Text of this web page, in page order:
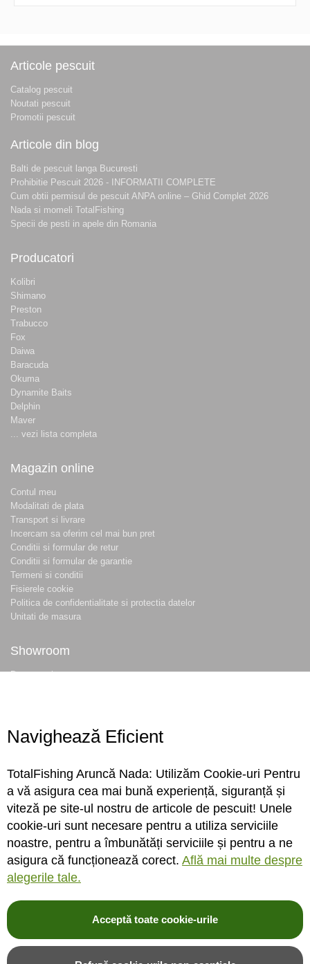
Articole pescuit
Catalog pescuit
Noutati pescuit
Promotii pescuit
Articole din blog
Balti de pescuit langa Bucuresti
Prohibitie Pescuit 2026 - INFORMATII COMPLETE
Cum obtii permisul de pescuit ANPA online – Ghid Complet 2026
Nada si momeli TotalFishing
Specii de pesti in apele din Romania
Producatori
Kolibri
Shimano
Preston
Trabucco
Fox
Daiwa
Baracuda
Okuma
Dynamite Baits
Delphin
Maver
... vezi lista completa
Magazin online
Contul meu
Modalitati de plata
Transport si livrare
Incercam sa oferim cel mai bun pret
Conditii si formular de retur
Conditii si formular de garantie
Termeni si conditii
Fisierele cookie
Politica de confidentialitate si protectia datelor
Unitati de masura
Showroom
Despre noi
Conecteaza-te
Sa ne cunoastem mai bine. Vino alaturi de noi pe reteaua ta preferata. Te
asteptam cu stiri, surprize, concursuri, premii ...
© 2004-2026 TotalFishing SRL. Toate drepturile rezervate. Citititermeni si
fisiere cookie ,politica de confidentialitate si protectia datelor
Navighează Eficient
TotalFishing Aruncă Nada: Utilizăm Cookie-uri Pentru
a vă asigura cea mai bună experiență, siguranță și
viteză pe site-ul nostru de articole de pescuit! Unele
cookie-uri sunt necesare pentru a utiliza serviciile
noastre, pentru a îmbunătăți serviciile și pentru a ne
asigura că funcționează corect. Află mai multe despre
alegerile tale.
Acceptă toate cookie-urile